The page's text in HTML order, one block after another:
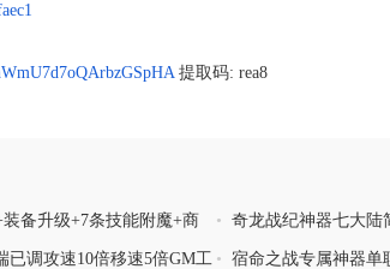
提取码: rea8
备升级+7条技能附魔+商
• 奇龙战纪神器七大陆
已调攻速10倍移速5倍GM工 • 宿命之战专属神器单